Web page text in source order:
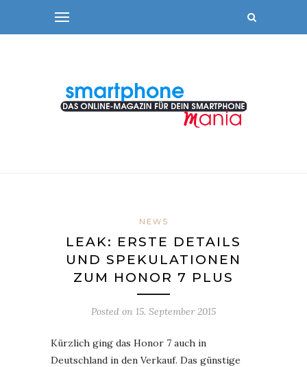
NEWS
LEAK: ERSTE DETAILS
UND SPEKULATIONEN
ZUM HONOR 7 PLUS
Posted on 15. September 2015
Kürzlich ging das Honor 7 auch in
Deutschland in den Verkauf. Das günstige